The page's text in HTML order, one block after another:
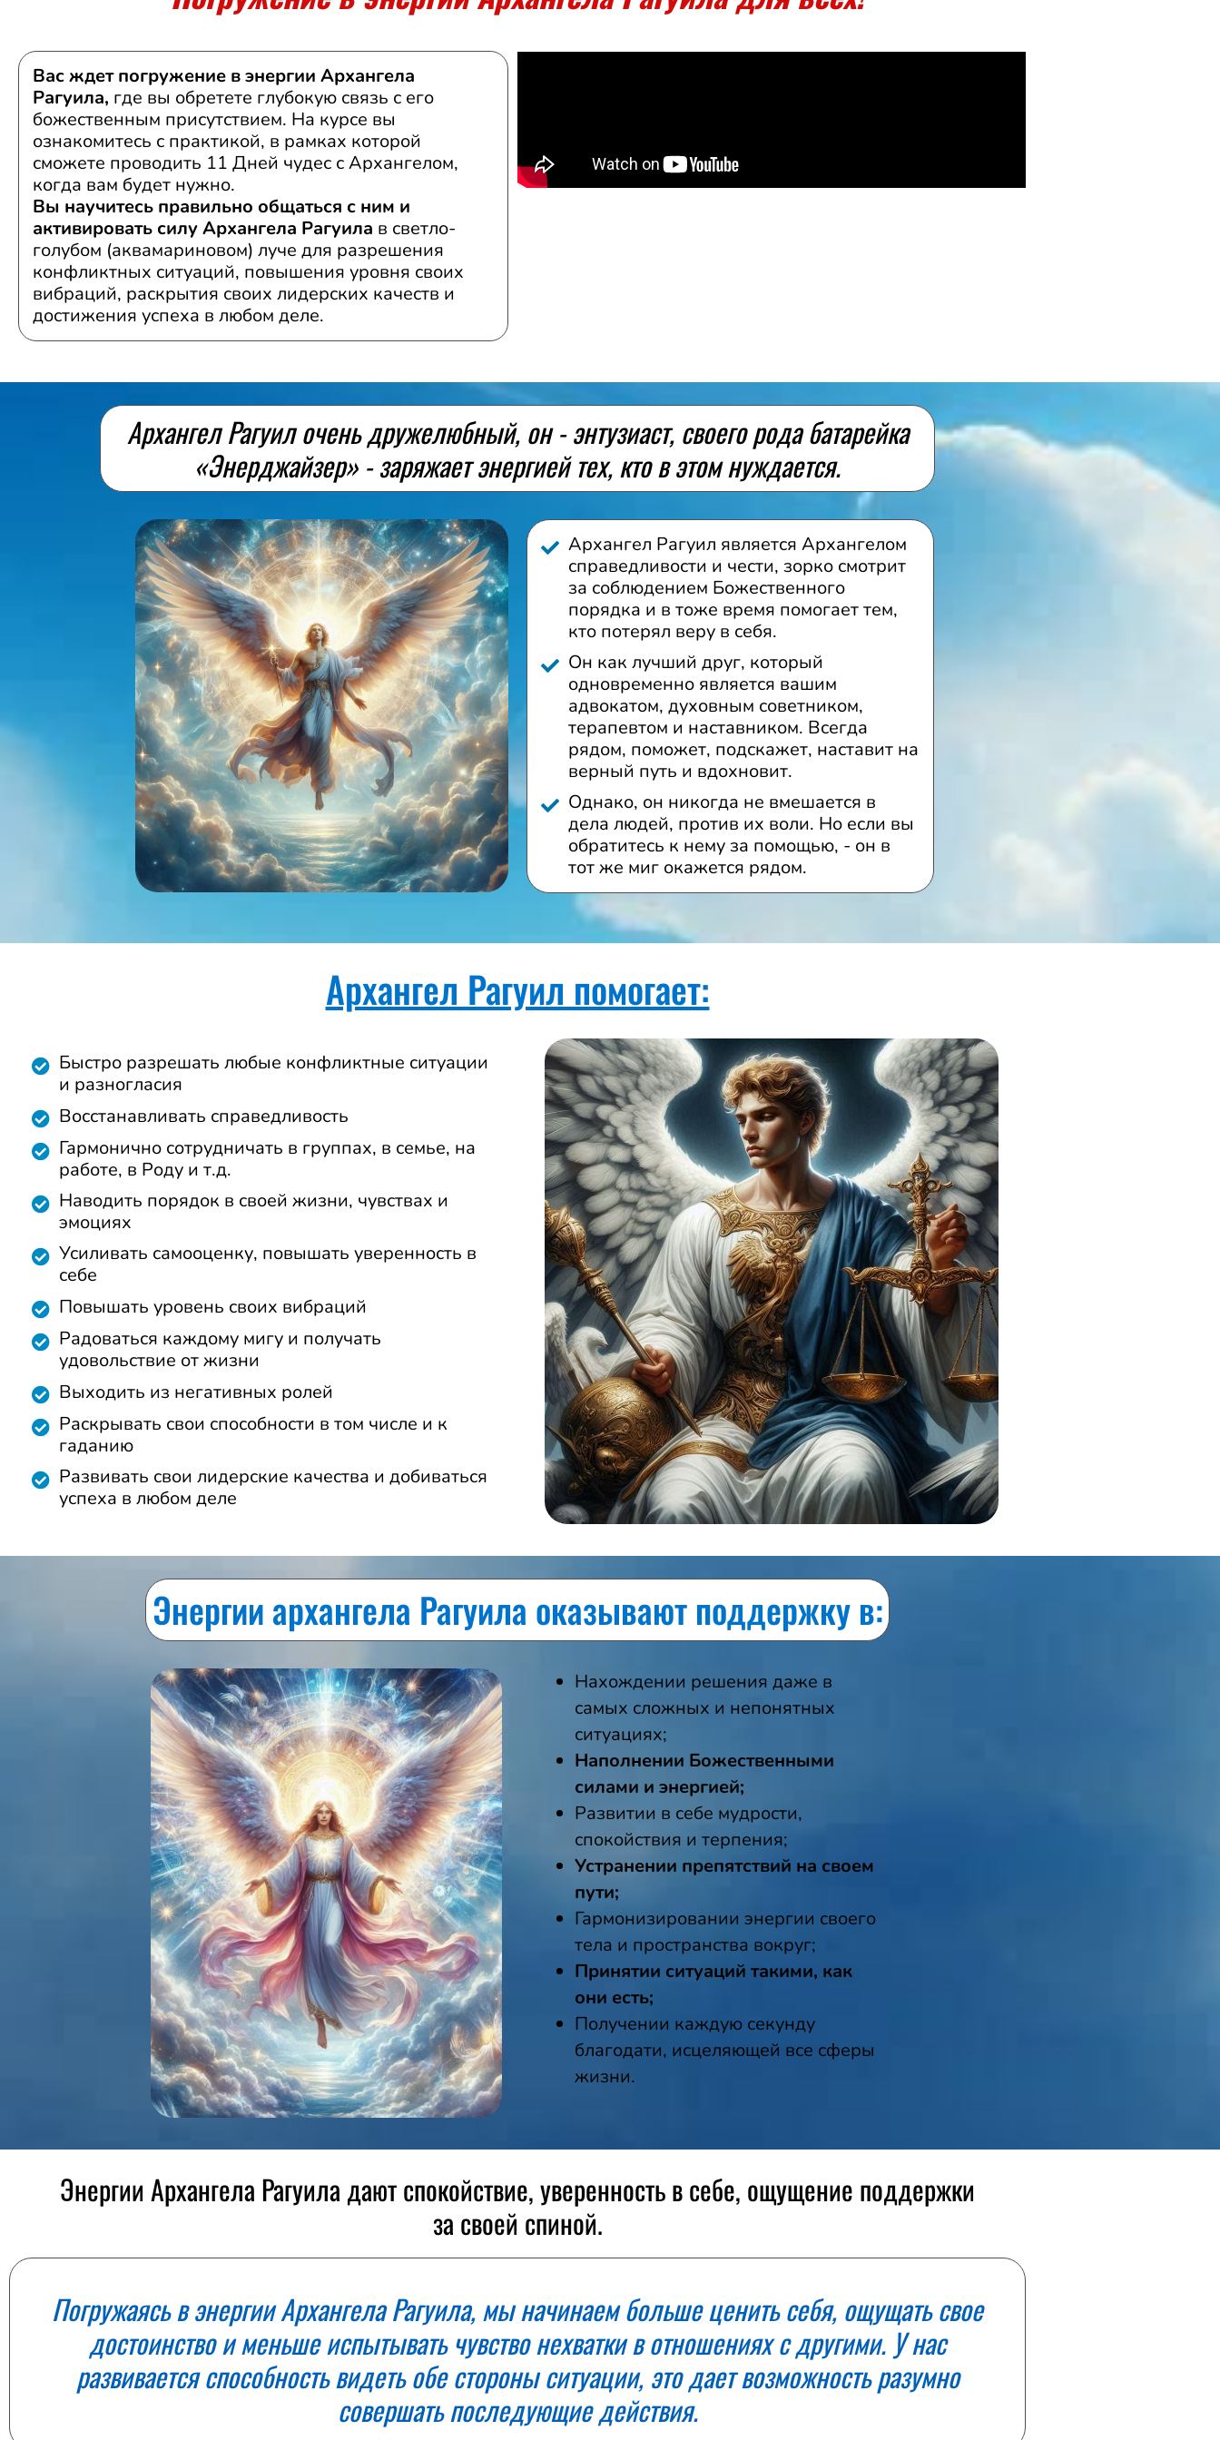
Вас ждет погружение в энергии Архангела
Рагуила, где вы обретете глубокую связь с его
божественным присутствием. На курсе вы
ознакомитесь с практикой, в рамках которой
сможете проводить 11 Дней чудес с Архангелом,
когда вам будет нужно.
Вы научитесь правильно общаться с ним и
активировать силу Архангела Рагуила в светло-
голубом (аквамариновом) луче для разрешения
конфликтных ситуаций, повышения уровня своих
вибраций, раскрытия своих лидерских качеств и
достижения успеха в любом деле.
Архангел Рагуил очень дружелюбный, он - энтузиаст, своего рода батарейка
«Энерджайзер» - заряжает энергией тех, кто в этом нуждается.
Архангел Рагуил является Архангелом
справедливости и чести, зорко смотрит
за соблюдением Божественного
порядка и в тоже время помогает тем,
кто потерял веру в себя.
Он как лучший друг, который
одновременно является вашим
адвокатом, духовным советником,
терапевтом и наставником. Всегда
рядом, поможет, подскажет, наставит на
верный путь и вдохновит.
Однако, он никогда не вмешается в
дела людей, против их воли. Но если вы
обратитесь к нему за помощью, - он в
тот же миг окажется рядом.
Архангел Рагуил помогает:
Быстро разрешать любые конфликтные ситуации
и разногласия
Восстанавливать справедливость
Гармонично сотрудничать в группах, в семье, на
работе, в Роду и т.д.
Наводить порядок в своей жизни, чувствах и
эмоциях
Усиливать самооценку, повышать уверенность в
себе
Повышать уровень своих вибраций
Радоваться каждому мигу и получать
удовольствие от жизни
Выходить из негативных ролей
Раскрывать свои способности в том числе и к
гаданию
Развивать свои лидерские качества и добиваться
успеха в любом деле
Энергии архангела Рагуила оказывают поддержку в:
Нахождении решения даже в
самых сложных и непонятных
ситуациях;
Наполнении Божественными
силами и энергией;
Развитии в себе мудрости,
спокойствия и терпения;
Устранении препятствий на своем
пути;
Гармонизировании энергии своего
тела и пространства вокруг;
Принятии ситуаций такими, как
они есть;
Получении каждую секунду
благодати, исцеляющей все сферы
жизни.
Энергии Архангела Рагуила дают спокойствие, уверенность в себе, ощущение поддержки
за своей спиной.
Погружаясь в энергии Архангела Рагуила, мы начинаем больше ценить себя, ощущать свое
достоинство и меньше испытывать чувство нехватки в отношениях с другими. У нас
развивается способность видеть обе стороны ситуации, это дает возможность разумно
совершать последующие действия.